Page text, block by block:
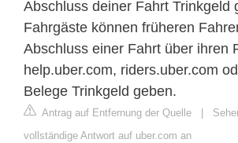
Abschluss deiner Fahrt Trinkgeld
Fahrgäste können früheren
Abschluss einer Fahrt über ihren
help.uber.com, riders.uber.com
Belege Trinkgeld geben.
Antrag auf Entfernung der Quelle
vollständige Antwort auf uber.com an